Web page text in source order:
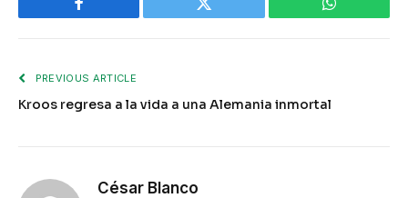
Facebook Twitter WhatsApp
PREVIOUS ARTICLE
Kroos regresa a la vida a una Alemania inmortal
César Blanco